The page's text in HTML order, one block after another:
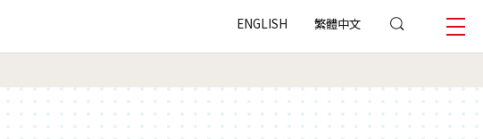
ENGLISH 繁體中文